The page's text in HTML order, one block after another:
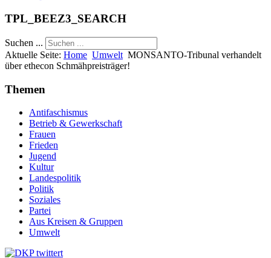
TPL_BEEZ3_SEARCH
Suchen ...
Aktuelle Seite: Home Umwelt MONSANTO-Tribunal verhandelt
über ethecon Schmähpreisträger!
Themen
Antifaschismus
Betrieb & Gewerkschaft
Frauen
Frieden
Jugend
Kultur
Landespolitik
Politik
Soziales
Partei
Aus Kreisen & Gruppen
Umwelt